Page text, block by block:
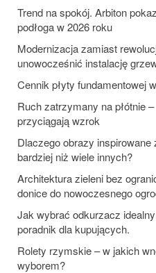
Trend na spokój. Arbiton
podłoga w 2026 roku
Modernizacja zamiast
unowocześnić instalację
Cennik płyty fundamentowej
Ruch zatrzymany na płótnie
przyciągają wzrok
Dlaczego obrazy
bardziej niż wiele innych?
Architektura zieleni bez
donice do nowoczesnego
Jak wybrać odkurzacz
poradnik dla kupujących.
Rolety rzymskie – w jakich
wyborem?